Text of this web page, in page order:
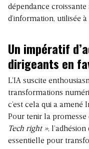
dépendance
d’information, utilisée
Un impératif
dirigeants en
L’IA suscite
transformations
c’est cela qui a amené
Pour tenir la promesse
Tech right »,
essentielle pour